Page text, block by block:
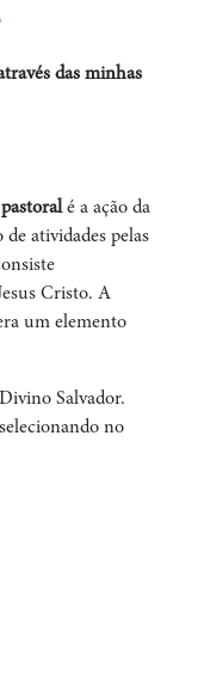
das minhas
pastoralé a ação da
atividades pelas
Cristo. A
um elemento
Salvador.
no